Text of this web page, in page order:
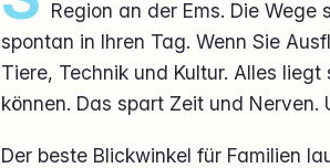
Region an der Ems. Die
spontan in Ihren Tag. Wenn Sie
Tiere, Technik und Kultur. Alles
können. Das spart Zeit und
Der beste Blickwinkel für Familien